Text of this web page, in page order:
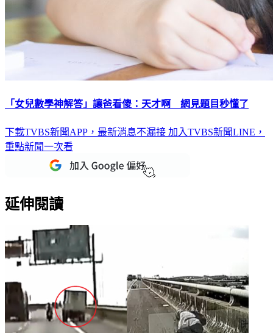
「女兒數學神解答」讓爸看傻：天才啊 網見題目秒懂了
下載TVBS新聞APP，最新消息不漏接 加入TVBS新聞LINE，
重點新聞一次看
延伸閱讀